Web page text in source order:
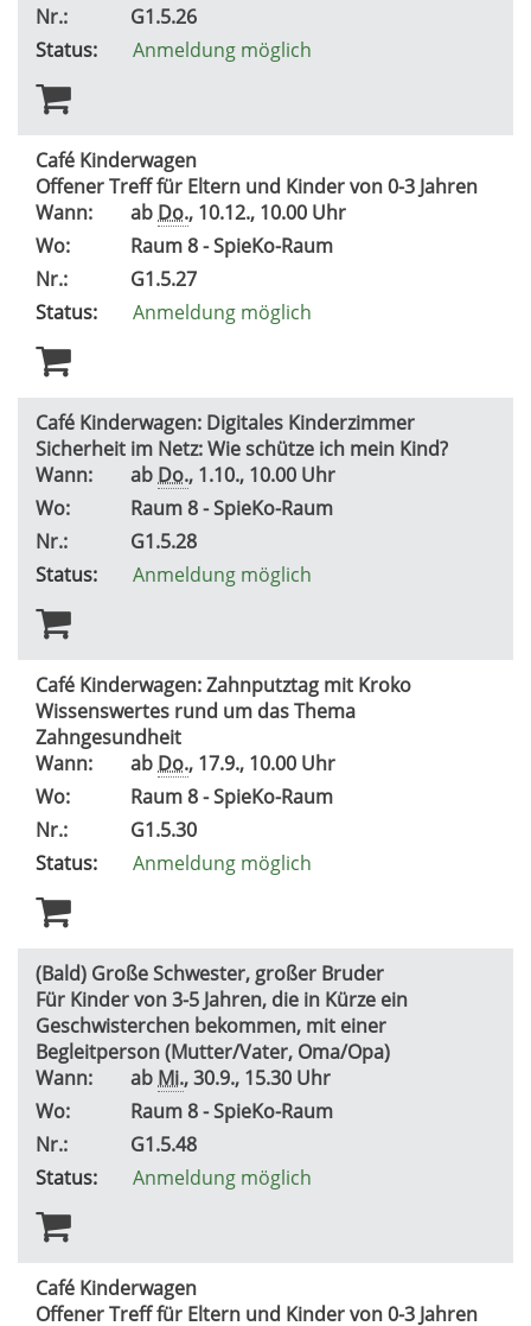
Nr.:
G1.5.26
Status:
Anmeldung möglich
Café Kinderwagen
Offener Treff für Eltern und Kinder von 0-3 Jahren
Wann:
ab Do., 10.12., 10.00 Uhr
Wo:
Raum 8 - SpieKo-Raum
Nr.:
G1.5.27
Status:
Anmeldung möglich
Café Kinderwagen: Digitales Kinderzimmer
Sicherheit im Netz: Wie schütze ich mein Kind?
Wann:
ab Do., 1.10., 10.00 Uhr
Wo:
Raum 8 - SpieKo-Raum
Nr.:
G1.5.28
Status:
Anmeldung möglich
Café Kinderwagen: Zahnputztag mit Kroko
Wissenswertes rund um das Thema
Zahngesundheit
Wann:
ab Do., 17.9., 10.00 Uhr
Wo:
Raum 8 - SpieKo-Raum
Nr.:
G1.5.30
Status:
Anmeldung möglich
(Bald) Große Schwester, großer Bruder
Für Kinder von 3-5 Jahren, die in Kürze ein
Geschwisterchen bekommen, mit einer
Begleitperson (Mutter/Vater, Oma/Opa)
Wann:
ab Mi., 30.9., 15.30 Uhr
Wo:
Raum 8 - SpieKo-Raum
Nr.:
G1.5.48
Status:
Anmeldung möglich
Café Kinderwagen
Offener Treff für Eltern und Kinder von 0-3 Jahren